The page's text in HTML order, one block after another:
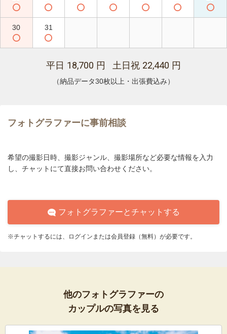
30 31
平日 18,700 円 土日祝 22,440 円
（納品データ30枚以上・出張費込み）
フォトグラファーに事前相談
希望の撮影日時、撮影ジャンル、撮影場所など必要な情報を入力
し、チャットにて直接お問い合わせください。
フォトグラファーとチャットする
※チャットするには、ログインまたは会員登録（無料）が必要です。
他のフォトグラファーの
カップルの写真を見る